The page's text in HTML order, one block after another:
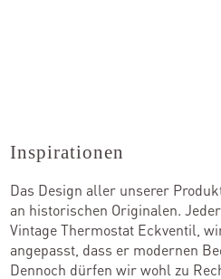
Inspirationen
Das Design aller unserer
an historischen Originalen.
Vintage Thermostat Eckventil,
angepasst, dass er modernen
Dennoch dürfen wir wohl zu